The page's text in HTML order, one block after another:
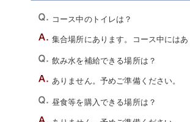
コース中のトイレは？
集合場所にあります。コース中にはあ
飲み水を補給できる場所は？
ありません。予めご準備ください。
昼食等を購入できる場所は？